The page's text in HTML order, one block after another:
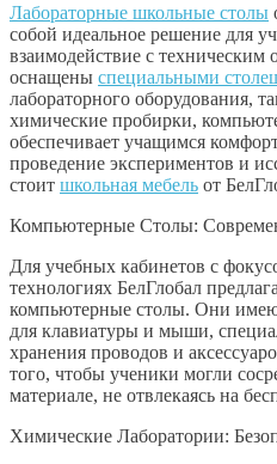
Лабораторные школьные столы
собой идеальное решение для
взаимодействие с
оснащены специальными
лабораторного оборудования,
химические пробирки,
обеспечивает учащимся
проведение экспериментов и
стоит школьная мебель от
Компьютерные Столы:
Для учебных кабинетов с
технологиях БелГлобал
компьютерные столы. Они
для клавиатуры и мыши,
хранения проводов и
того, чтобы ученики могли
материале, не отвлекаясь на
Химические Лаборатории: